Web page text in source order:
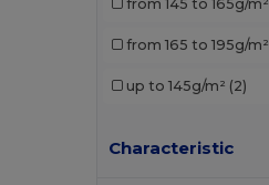
from 145 to 165g/m²
from 165 to 195g/m²
up to 145g/m² (2)
Characteristic